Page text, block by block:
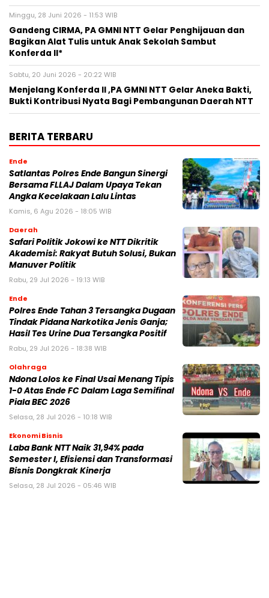
Minggu, 28 Juni 2026 - 11:53 WIB
Gandeng CIRMA, PA GMNI NTT Gelar Penghijauan dan
Bagikan Alat Tulis untuk Anak Sekolah Sambut
Konferda II*
Sabtu, 20 Juni 2026 - 20:22 WIB
Menjelang Konferda II ,PA GMNI NTT Gelar Aneka Bakti,
Bukti Kontribusi Nyata Bagi Pembangunan Daerah NTT
BERITA TERBARU
Ende
Satlantas Polres Ende Bangun Sinergi
Bersama FLLAJ Dalam Upaya Tekan
Angka Kecelakaan Lalu Lintas
Kamis, 6 Agu 2026 - 18:05 WIB
Daerah
Safari Politik Jokowi ke NTT Dikritik
Akademisi: Rakyat Butuh Solusi, Bukan
Manuver Politik
Rabu, 29 Jul 2026 - 19:13 WIB
Ende
Polres Ende Tahan 3 Tersangka Dugaan
Tindak Pidana Narkotika Jenis Ganja;
Hasil Tes Urine Dua Tersangka Positif
Rabu, 29 Jul 2026 - 18:38 WIB
Olahraga
Ndona Lolos ke Final Usai Menang Tipis
1-0 Atas Ende FC Dalam Laga Semifinal
Piala BEC 2026
Selasa, 28 Jul 2026 - 10:18 WIB
Ekonomi Bisnis
Laba Bank NTT Naik 31,94% pada
Semester I, Efisiensi dan Transformasi
Bisnis Dongkrak Kinerja
Selasa, 28 Jul 2026 - 05:46 WIB